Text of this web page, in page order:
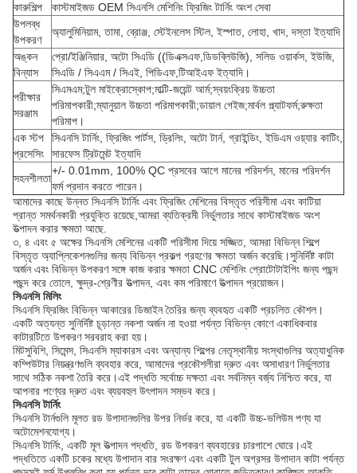
কারুশিল্প
কাস্টমাইজড OEM সিএনসি মেশিনিং ফ্রিজিং টার্নিং অংশ সেবা
উপলব্ধ
উপকরণ
অ্যালুমিনিয়াম, তামা, ব্রোঞ্জ, স্টেইনলেস স্টিল, ইস্পাত, লোহা, খাদ, দস্তা ইত্যাদি
অঙ্কন
বিন্যাস
প্রো/ইঞ্জিনিয়ার, অটো সিএডি ((ডিএক্সএফ,ডিডব্লিউজি), সলিড ওয়ার্কস, ইউজি,
সিএডি / সিএএম / সিএই, পিডিএফ,টিআইএফ ইত্যাদি।
পরীক্ষার
সরঞ্জাম
সিএমএম;টুল মাইক্রোস্কোপ;মাল্টি-জয়েন্ট আর্ম;স্বয়ংক্রিয় উচ্চতা
পরিমাপকারী;ম্যানুয়াল উচ্চতা পরিমাপকারী;ডায়াল গেইজ;মার্বল প্ল্যাটফর্ম;রুক্ষতা
পরিমাপ।
এক স্টপ
প্রসেসিং
সিএনসি টার্নিং, ফ্রিজিং পার্টস, ড্রিলিং, অটো টার্ন, গ্রাইন্ডিং, ইডিএম ওয়্যার কাটিং,
সারফেস ট্রিটমেন্ট ইত্যাদি
সহনশীলতা
+/- 0.01mm, 100% QC প্রসবের আগে মানের পরিদর্শন, মানের পরিদর্শন
ফর্ম প্রদান করতে পারেন।
আমাদের কাছে উন্নত সিএনসি টার্নিং এবং ফ্রিজিং মেশিনের বিস্তৃত পরিসীমা এবং কাটিয়া
প্রান্ত সমর্থনকারী প্রযুক্তি রয়েছে,আমরা ব্যতিক্রমী নির্ভুলতার সাথে কাস্টমাইজড অংশ
উত্পাদন করার ক্ষমতা আছে.
৩, ৪ এবং ৫ অক্ষের সিএনসি মেশিনের একটি পরিসীমা দিয়ে সজ্জিত, আমরা বিভিন্ন শিল্পে
বিস্তৃত অ্যাপ্লিকেশনগুলির জন্য বিভিন্ন প্রকল্প গ্রহণের ক্ষমতা অর্জন করেছি।সুনির্দিষ্ট কাটা
অর্জন এবং বিভিন্ন উপকরণ সঙ্গে কাজ করার ক্ষমতা CNC মেশিনিং প্রোটোটাইপিং জন্য পছন্দ
পছন্দ করে তোলে, ক্ষুদ্র-শ্রেণীর উত্পাদন, এবং কম পরিমাণে উত্পাদন প্রয়োজন।
সিএনসি মিলিং
সিএনসি ফ্রিজিং বিভিন্ন আকারের ডিজাইন তৈরির জন্য ব্যবহৃত একটি প্রচলিত কৌশল।
একটি অত্যন্ত সুনির্দিষ্ট চূড়ান্ত নকশা অর্জন না হওয়া পর্যন্ত বিভিন্ন কোণে একাধিকবার
কাটারটিতে উপকরণ সরবরাহ করা হয়।
মিটসুবিশি, সিমেন্স, সিএনসি ম্যাকারস এবং অন্যান্য শিল্পের নেতৃস্থানীয় সংস্থাগুলির অত্যাধুনিক
কম্পিউটার নিয়ন্ত্রণগুলি ব্যবহার করে, আমাদের প্রকৌশলীরা দ্রুত এবং অসাধারণ নির্ভুলতার
সাথে সঠিক নকশা তৈরি করে।এই পদ্ধতি সর্বোচ্চ দক্ষতা এবং সর্বনিম্ন বর্জ্য নিশ্চিত করে, যা
আপনার পণ্যের দ্রুত এবং ব্যয়বহুল উৎপাদন সম্ভব করে।
সিএনসি টার্নিং
সিএনসি টার্নগুলি মূলত রড উপাদানগুলির উপর নির্ভর করে, যা একটি উচ্চ-ভলিউম পণ্য যা
অটোমেশনযোগ্য।
সিএনসি টার্নিং, একটি মূল উত্পাদন পদ্ধতি, রড উপকরণ ব্যবহারের চারপাশে ঘোরে।এই
পদ্ধতিতে একটি চকের মধ্যে উপাদান বার সংরক্ষণ এবং একটি টুল অগ্রসর উপাদান কাটা পর্যন্ত